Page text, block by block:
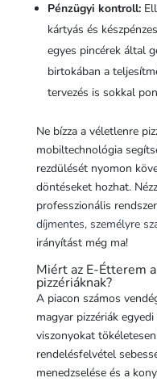
Pénzügyi kontroll:
kártyás és
egyes pincérek által
birtokában a
tervezés is sokkal
Ne bízza a véletlenre
mobiltechnológia
rezdülését nyomon
döntéseket hozhat.
professzionális
díjmentes, személyre
irányítást még ma!
Miért az E-Étterem
pizzériáknak?
A piacon számos
magyar pizzériák
viszonyokat
rendelésfelvétel
menedzselése és a